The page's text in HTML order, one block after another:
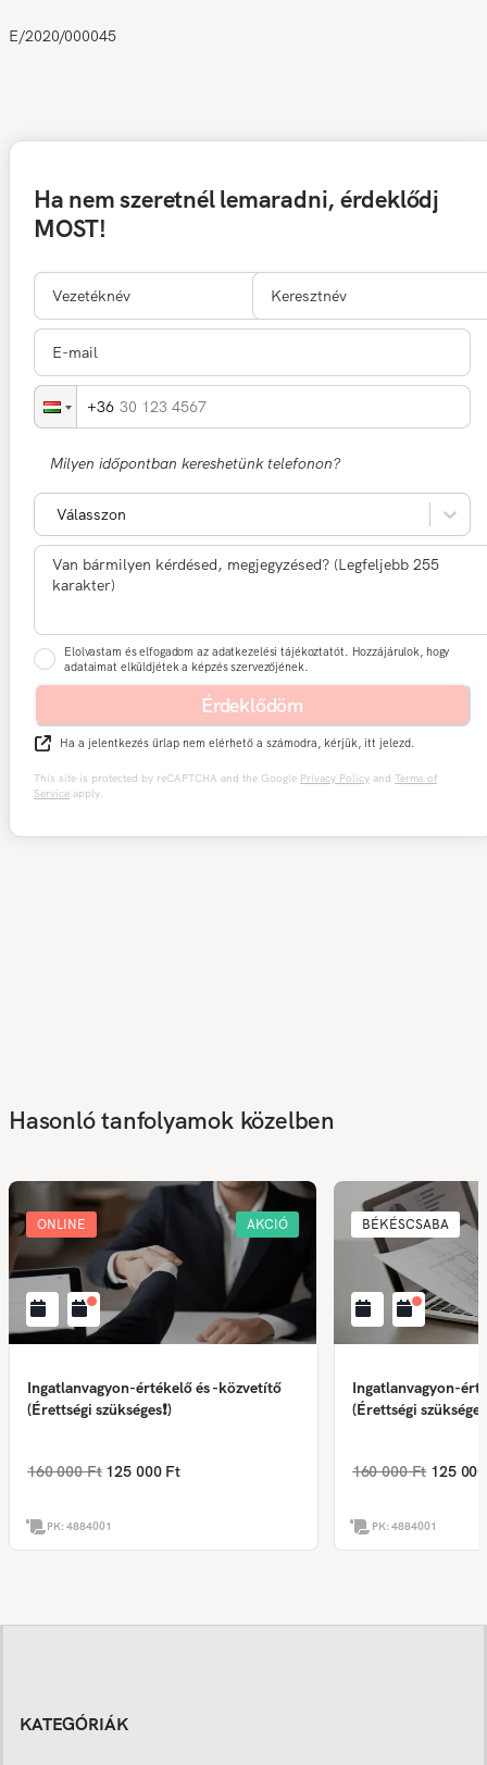
E/2020/000045
Ha nem szeretnél lemaradni, érdeklődj
MOST!
30 123 4567
Milyen időpontban kereshetünk telefonon?
Válasszon
Elolvastam és elfogadom az adatkezelési tájékoztatót. Hozzájárulok, hogy
adataimat elküldjétek a képzés szervezőjének.
Érdeklődöm
Ha a jelentkezés űrlap nem elérhető a számodra, kérjük, itt jelezd.
This site is protected by reCAPTCHA and the Google Privacy Policy and Terms of
Service apply.
Hasonló tanfolyamok közelben
ONLINE AKCIÓ
Ingatlanvagyon-értékelő és -közvetítő
(Érettségi szükséges❗)
160 000 Ft 125 000 Ft
PK:4884001
BÉKÉSCSABA
Ingatlanvagyon-
(Érettségi
160 000 Ft 125
PK:4884001
KATEGÓRIÁK